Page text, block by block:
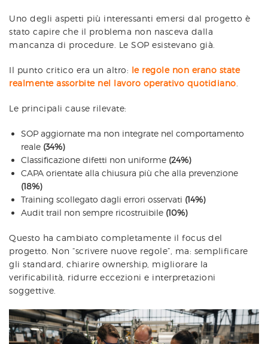
Uno degli aspetti più interessanti emersi dal progetto è
stato capire che il problema non nasceva dalla
mancanza di procedure. Le SOP esistevano già.
Il punto critico era un altro: le regole non erano state
realmente assorbite nel lavoro operativo quotidiano
Le principali cause rilevate:
SOP aggiornate ma non integrate nel comportamento
reale (34%)
Classificazione difetti non uniforme (24%)
CAPA orientate alla chiusura più che alla prevenzione
(18%)
Training scollegato dagli errori osservati (14%)
Audit trail non sempre ricostruibile (10%)
Questo ha cambiato completamente il focus del
progetto. Non “scrivere nuove regole”, ma: semplificare
gli standard, chiarire ownership, migliorare la
verificabilità, ridurre eccezioni e interpretazioni
soggettive.